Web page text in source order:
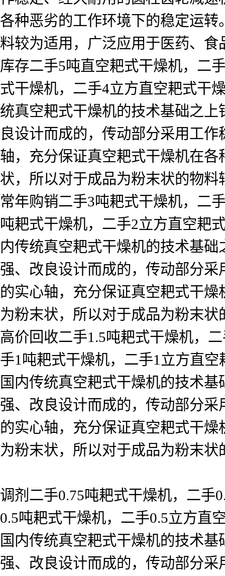
各种恶劣的工作环境下的稳定运
料较为适用，广泛应用于医药、食
库存二手5吨直空耙式干燥机，二
式干燥机，二手4立方直空耙式干
统真空耙式干燥机的技术基础之
良设计而成的，传动部分采用工
轴，充分保证真空耙式干燥机在
状，所以对于成品为粉末状的物
常年购销二手3吨耙式干燥机，二
吨耙式干燥机，二手2立方直空耙
内传统真空耙式干燥机的技术基
强、改良设计而成的，传动部分
的实心轴，充分保证真空耙式干
为粉末状，所以对于成品为粉末
高价回收二手1.5吨耙式干燥机，
手1吨耙式干燥机，二手1立方直
国内传统真空耙式干燥机的技术
强、改良设计而成的，传动部分
的实心轴，充分保证真空耙式干
为粉末状，所以对于成品为粉末
调剂二手0.75吨耙式干燥机，二手
0.5吨耙式干燥机，二手0.5立方直
国内传统真空耙式干燥机的技术
强、改良设计而成的，传动部分